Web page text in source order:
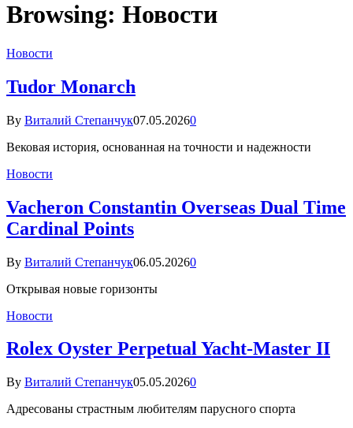
Browsing: Новости
Новости
Tudor Monarch
By Виталий Степанчук07.05.20260
Вековая история, основанная на точности и надежности
Новости
Vacheron Constantin Overseas Dual Time
Cardinal Points
By Виталий Степанчук06.05.20260
Открывая новые горизонты
Новости
Rolex Oyster Perpetual Yacht-Master II
By Виталий Степанчук05.05.20260
Адресованы страстным любителям парусного спорта